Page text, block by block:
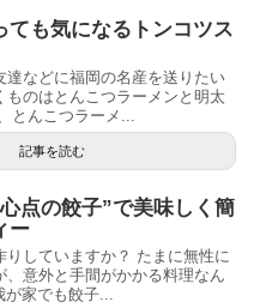
も気になるトンコツス
達などに福岡の名産を送りたい
ものはとんこつラーメンと明太
とんこつラーメ...
記事を読む
点の餃子”で美味しく簡
ー
りしていますか？ たまに無性に
、意外と手間がかかる料理なん
が家でも餃子...